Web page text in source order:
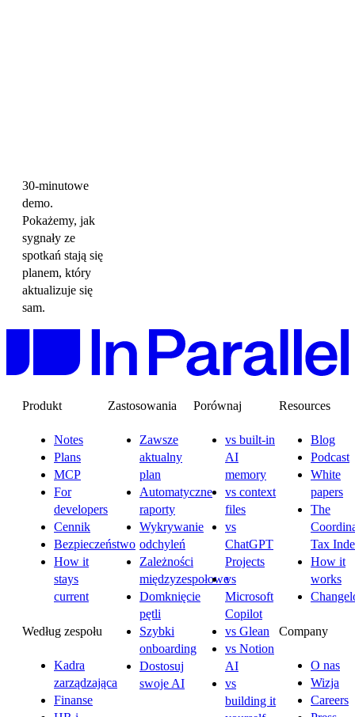
30-minutowe
demo.
Pokażemy, jak
sygnały ze
spotkań stają się
planem, który
aktualizuje się
sam.
Produkt
Notes
Plans
MCP
For
developers
Cennik
Bezpieczeństwo
How it
stays
current
Według zespołu
Kadra
zarządzająca
Finanse
Zastosowania
Zawsze
aktualny
plan
Automatyczne
raporty
Wykrywanie
odchyleń
Zależności
międzyzespołowe
Domknięcie
pętli
Szybki
onboarding
Dostosuj
swoje AI
Porównaj
vs built-in
AI
memory
vs context
files
vs
ChatGPT
Projects
vs
Microsoft
Copilot
vs Glean
vs Notion
AI
vs
building it
Resources
Blog
Podcast
White
papers
The
Tax
How it
works
Company
O nas
Wizja
Careers